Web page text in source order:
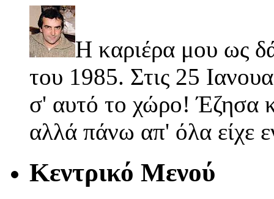
Η καριέρα μου ως
του 1985. Στις 25
σ' αυτό το χώρο! Έζησα
αλλά πάνω απ' όλα είχε
Κεντρικό Μενού